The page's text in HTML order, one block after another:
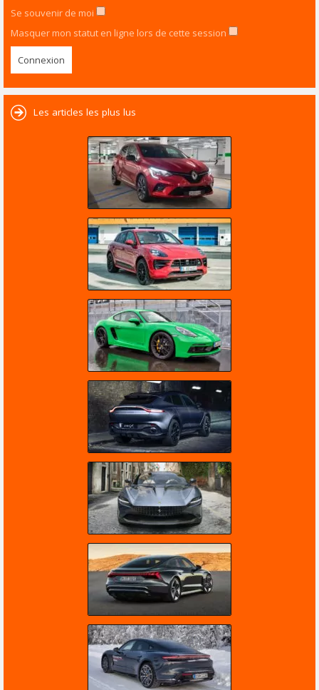
Se souvenir de moi
Masquer mon statut en ligne lors de cette session
Les articles les plus lus